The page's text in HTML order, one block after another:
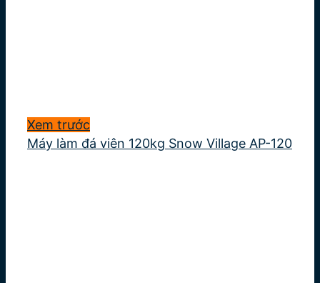
Xem trước
Máy làm đá viên 120kg Snow Village AP-120